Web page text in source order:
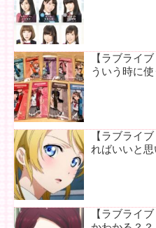
【ラブライ
ういう時に
【ラブライ
ればいいと思
【ラブライ